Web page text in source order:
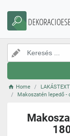
Home
Makoszatén lepedő -